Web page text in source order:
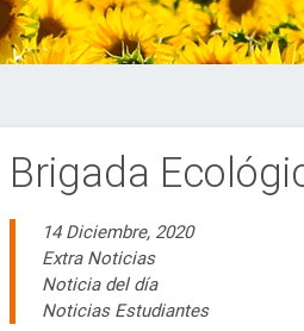
Brigada
14 Diciembre, 2020
Extra Noticias
Noticia del día
Noticias Estudiantes